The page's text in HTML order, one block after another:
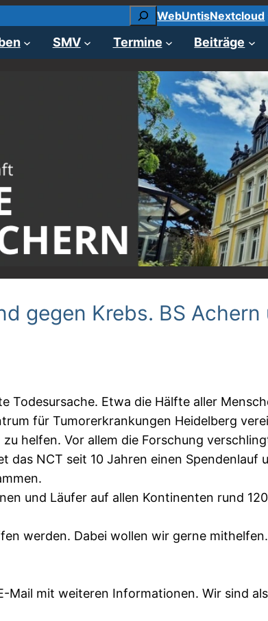
SuchenWebUntisNextcloud
SMV Termine Beiträge
gegen Krebs. BS
Todesursache. Etwa die Hälfte aller
für Tumorerkrankungen Heidelberg
helfen. Vor allem die Forschung
das NCT seit 10 Jahren einen Spendenlauf
und Läufer auf allen Kontinenten rund
werden. Dabei wollen wir gerne
Mail mit weiteren Informationen. Wir sind